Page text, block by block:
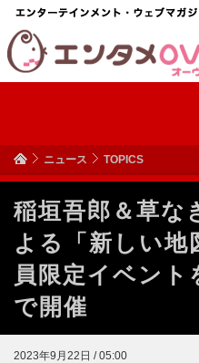
ニュース TOPICS
稲垣吾郎＆草な
よる「新しい地
員限定イベント
で開催
2023年9月22日 / 05:00